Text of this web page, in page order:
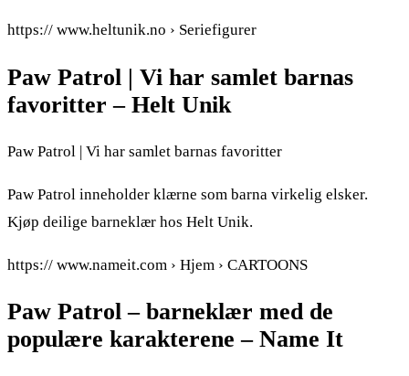
https:// www.heltunik.no › Seriefigurer
Paw Patrol | Vi har samlet barnas
favoritter – Helt Unik
Paw Patrol | Vi har samlet barnas favoritter
Paw Patrol inneholder klærne som barna virkelig elsker.
Kjøp deilige barneklær hos Helt Unik.
https:// www.nameit.com › Hjem › CARTOONS
Paw Patrol – barneklær med de
populære karakterene – Name It